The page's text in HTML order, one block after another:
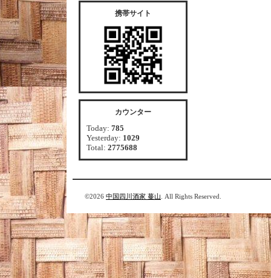
携帯サイト
カウンター
Today: 785
Yesterday: 1029
Total: 2775688
©2026 中国四川酒家 蔓山 . All Rights Reserved.